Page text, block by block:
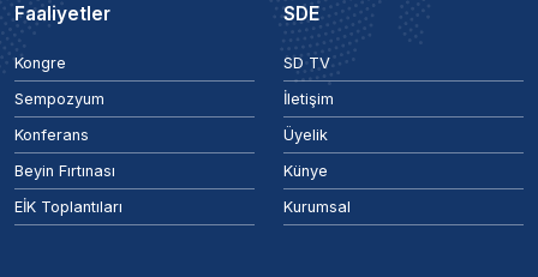
Faaliyetler
Kongre
Sempozyum
Konferans
Beyin Fırtınası
EİK Toplantıları
SDE
SD TV
İletişim
Üyelik
Künye
Kurumsal